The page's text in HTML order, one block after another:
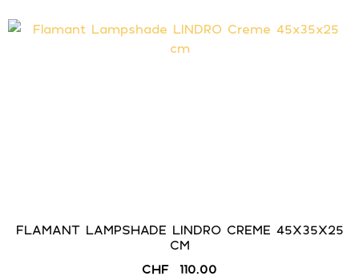
FLAMANT LAMPSHADE LINDRO CREME 45X35X25
CM
CHF
110.00